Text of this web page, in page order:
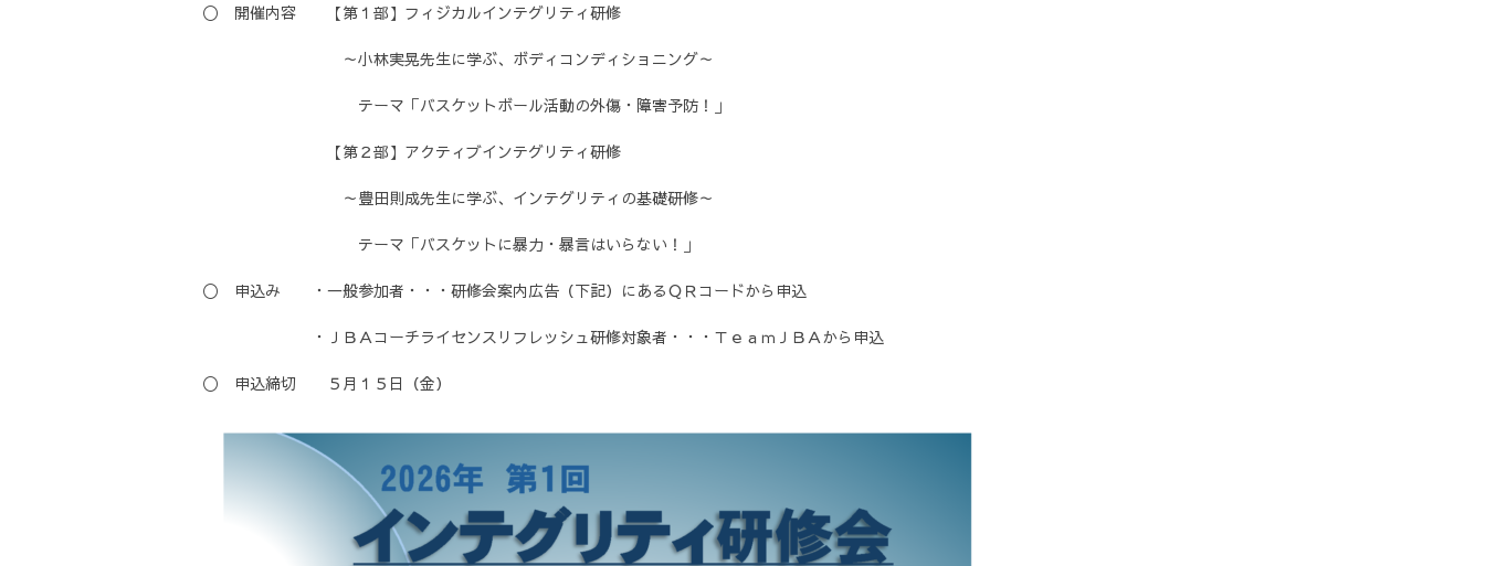
る
〇 開催内容 【第１部】フィジカルインテグリティ研修
～小林実晃先生に学ぶ、ボディコンディショニング～
テーマ「バスケットボール活動の外傷・障害予防！」
【第２部】アクティブインテグリティ研修
～豊田則成先生に学ぶ、インテグリティの基礎研修～
テーマ「バスケットに暴力・暴言はいらない！」
〇 申込み ・一般参加者・・・研修会案内広告（下記）にあるＱＲコードから申込
・ＪＢＡコーチライセンスリフレッシュ研修対象者・・・ＴｅａｍＪＢＡから申込
〇 申込締切 ５月１５日（金）